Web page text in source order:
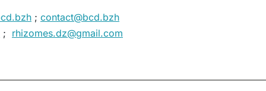
; contact@bcd.bzh
; rhizomes.dz@gmail.com